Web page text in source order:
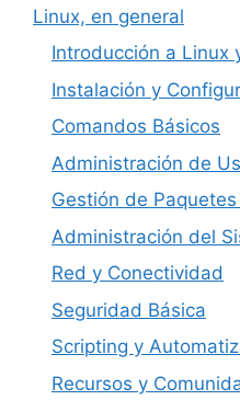
Linux, en general
Introducción a Linux
Instalación y
Comandos Básicos
Administración de
Gestión de
Administración del
Red y Conectividad
Seguridad Básica
Scripting y
Recursos y